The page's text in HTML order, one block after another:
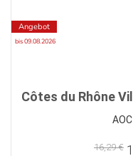
Angebot
bis 09.08.2026
Côtes du Rhône
16,29 €